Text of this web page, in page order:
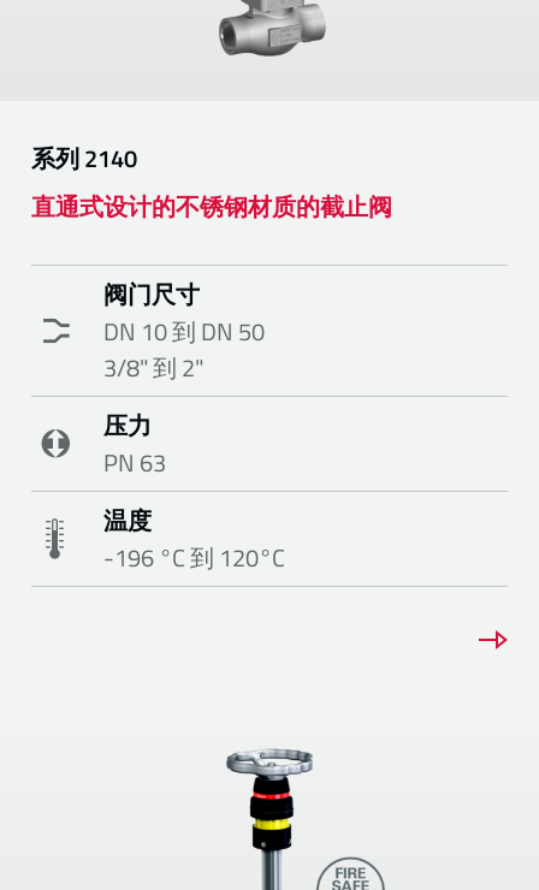
系列2140
直通式设计的不锈钢材质的截止阀
阀门尺寸
DN 10 到 DN 50
3/8" 到 2"
压力
PN 63
温度
-196 °C 到 120°C